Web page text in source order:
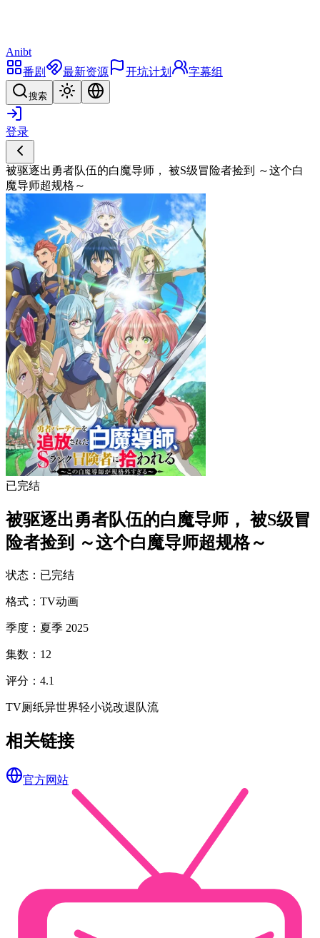
Anibt
番剧
最新资源 开坑计划 字幕组
搜索
登录
被驱逐出勇者队伍的白魔导师， 被S级冒险者捡到 ～这个白
魔导师超规格～
已完结
被驱逐出勇者队伍的白魔导师， 被S级冒
险者捡到 ～这个白魔导师超规格～
状态 ： 已完结
格式 ： TV动画
季度 ： 夏季 2025
集数 ： 12
评分 ： 4.1
TV厕纸异世界轻小说改退队流
相关链接
官方网站